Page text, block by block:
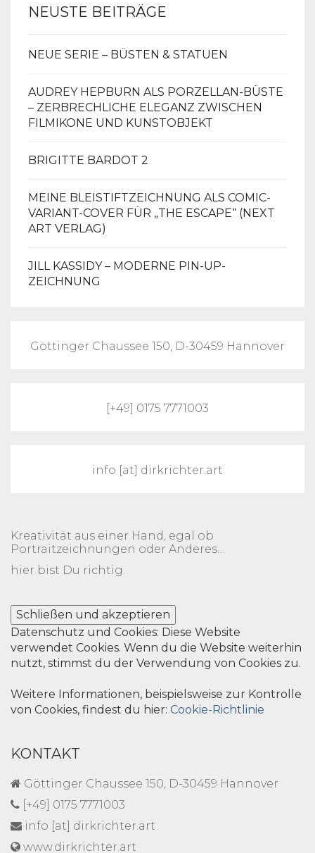
NEUSTE BEITRÄGE
NEUE SERIE – BÜSTEN & STATUEN
AUDREY HEPBURN ALS PORZELLAN-BÜSTE
– ZERBRECHLICHE ELEGANZ ZWISCHEN
FILMIKONE UND KUNSTOBJEKT
BRIGITTE BARDOT 2
MEINE BLEISTIFTZEICHNUNG ALS COMIC-
VARIANT-COVER FÜR „THE ESCAPE“ (NEXT
ART VERLAG)
JILL KASSIDY – MODERNE PIN-UP-
ZEICHNUNG
Göttinger Chaussee 150, D-30459 Hannover
[+49] 0175 7771003
info [at] dirkrichter.art
Kreativität aus einer Hand, egal ob
Portraitzeichnungen oder Anderes…
hier bist Du richtig.
Datenschutz und Cookies: Diese Website
verwendet Cookies. Wenn du die Website weiterhin
nutzt, stimmst du der Verwendung von Cookies zu.
Weitere Informationen, beispielsweise zur Kontrolle
von Cookies, findest du hier: Cookie-Richtlinie
KONTAKT
Göttinger Chaussee 150, D-30459 Hannover
[+49] 0175 7771003
info [at] dirkrichter.art
www.dirkrichter.art